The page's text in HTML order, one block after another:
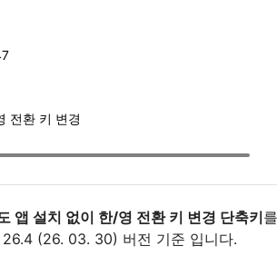
전환 키 변경
앱 설치 없이 한/영 전환 키 변경 단축키
(26. 03. 30) 버전 기준 입니다.